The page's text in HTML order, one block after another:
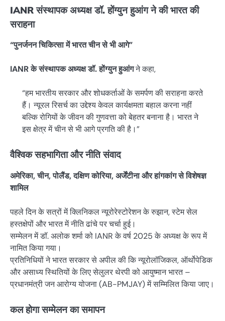
IANR संस्थापक अध्यक्ष डॉ. होंग्युन हुआंग ने की भारत की
सराहना
“पुनर्जनन चिकित्सा में भारत चीन से भी आगे”
IANR के संस्थापक अध्यक्ष डॉ. होंग्युन हुआंगने कहा,
“हम भारतीय सरकार और शोधकर्ताओं के समर्पण की सराहना करते
हैं। न्यूरल रिसर्च का उद्देश्य केवल कार्यक्षमता बहाल करना नहीं
बल्कि रोगियों के जीवन की गुणवत्ता को बेहतर बनाना है। भारत ने
इस क्षेत्र में चीन से भी आगे प्रगति की है।”
वैश्विक सहभागिता और नीति संवाद
अमेरिका, चीन, पोलैंड, दक्षिण कोरिया, अर्जेंटीना और हांगकांग से विशेषज्ञ
शामिल
पहले दिन के सत्रों में क्लिनिकल न्यूरोरेस्टोरेशन के रुझान, स्टेम सेल
हस्तक्षेपों और भारत में नीति ढांचे पर चर्चा हुई।
सम्मेलन में डॉ. अलोक शर्मा को IANR के वर्ष 2025 के अध्यक्ष के रूप में
नामित किया गया।
प्रतिनिधियों ने भारत सरकार से अपील की कि न्यूरोलॉजिकल, ऑर्थोपेडिक
और असाध्य स्थितियों के लिए सेलुलर थेरपी को आयुष्मान भारत –
प्रधानमंत्री जन आरोग्य योजना (AB-PMJAY) में सम्मिलित किया जाए।
कल होगा सम्मेलन का समापन